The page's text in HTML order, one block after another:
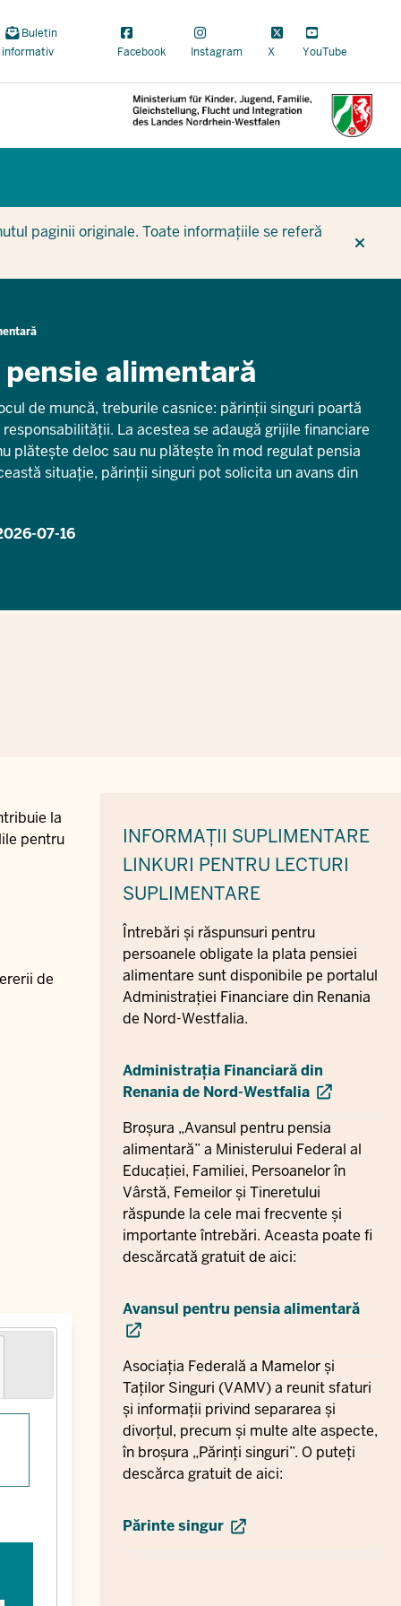
Buletin
informativ
Facebook Instagram X YouTube
paginii originale. Toate informațiile se referă
alimentară
de muncă, treburile casnice: părinții singuri poartă
La acestea se adaugă grijile financiare
plătește deloc sau nu plătește în mod regulat pensia
situație, părinții singuri pot solicita un avans din
07-16
la
pentru
de
INFORMAȚII SUPLIMENTARE
LINKURI PENTRU LECTURI
SUPLIMENTARE
Întrebări și răspunsuri pentru
persoanele obligate la plata pensiei
alimentare sunt disponibile pe portalul
Administrației Financiare din Renania
de Nord-Westfalia.
Administrația Financiară din
Renania de Nord-Westfalia
Broșura „Avansul pentru pensia
alimentară” a Ministerului Federal al
Educației, Familiei, Persoanelor în
Vârstă, Femeilor și Tineretului
răspunde la cele mai frecvente și
importante întrebări. Aceasta poate fi
descărcată gratuit de aici:
Avansul pentru pensia alimentară
Asociația Federală a Mamelor și
Taților Singuri (VAMV) a reunit sfaturi
și informații privind separarea și
divorțul, precum și multe alte aspecte,
în broșura „Părinți singuri”. O puteți
descărca gratuit de aici:
Părinte singur